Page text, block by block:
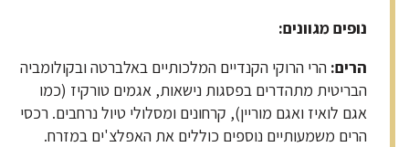
נופים מגוונים:
הרים: הרי הרוקי הקנדיים המלכותיים באלברטה ובקולומביה
הבריטית מתהדרים בפסגות נישאות, אגמים טורקיז (כמו
אגם לואיז ואגם מוריין), קרחונים ומסלולי טיול נרחבים. רכסי
הרים משמעותיים נוספים כוללים את האפלצ'ים במזרח.